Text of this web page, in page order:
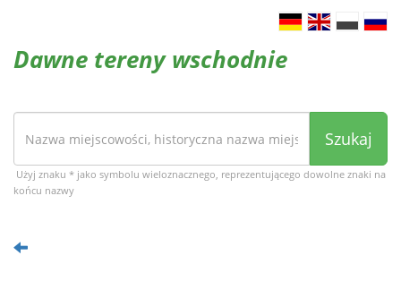
Dawne tereny wschodnie
Szukaj
Użyj znaku * jako symbolu wieloznacznego, reprezentującego dowolne znaki na
końcu nazwy